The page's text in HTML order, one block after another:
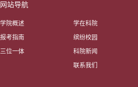
网站导航
学院概述
报考指南
三位一体
学在科院
缤纷校园
科院新闻
联系我们